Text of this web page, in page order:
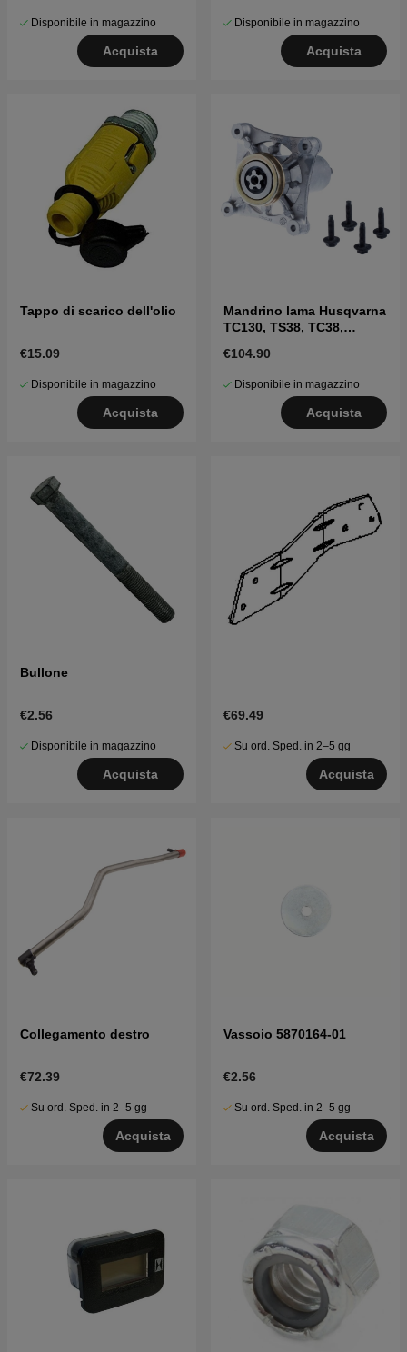
Disponibile in magazzino
Acquista
Disponibile in magazzino
Acquista
Tappo di scarico dell'olio
€15.09
Disponibile in magazzino
Acquista
Mandrino lama Husqvarna
TC130, TS38, TC38,
€104.90
Disponibile in magazzino
Acquista
Bullone
€2.56
Disponibile in magazzino
Acquista
€69.49
Su ord. Sped. in 2–5 gg
Acquista
Collegamento destro
€72.39
Su ord. Sped. in 2–5 gg
Acquista
Vassoio 5870164-01
€2.56
Su ord. Sped. in 2–5 gg
Acquista